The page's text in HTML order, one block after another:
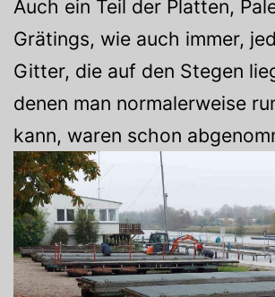
Auch ein Teil der Platten,
Grätings, wie auch immer,
Gitter, die auf den Stegen
denen man normalerweise
kann, waren schon